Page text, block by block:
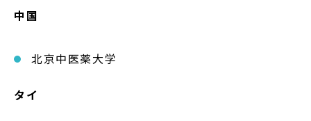
中国
北京中医薬大学
タイ